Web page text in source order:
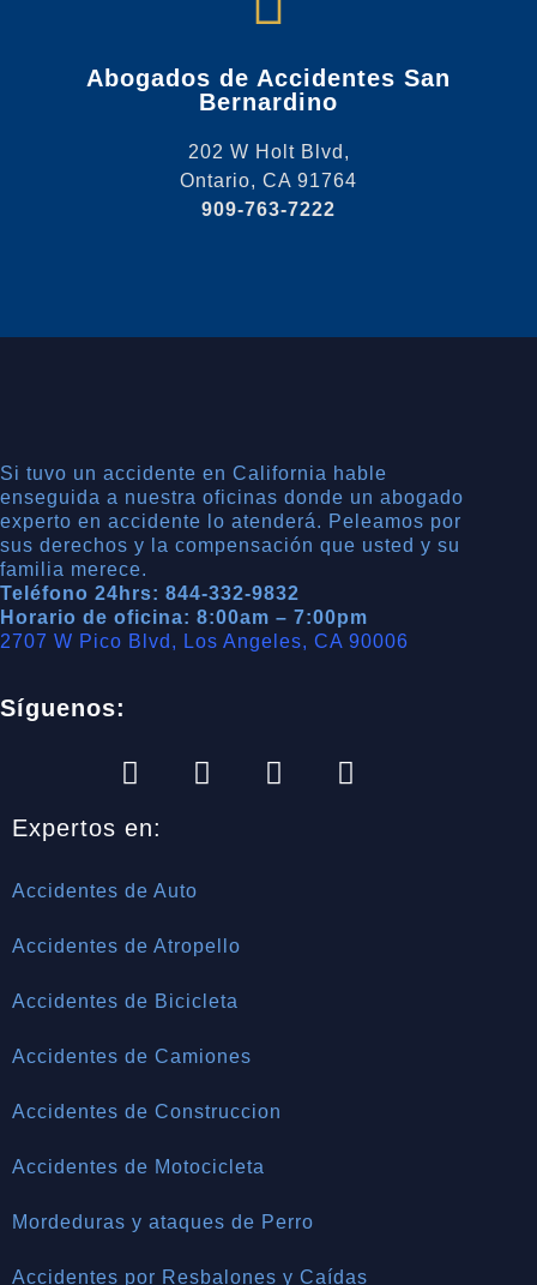
Abogados de Accidentes San
Bernardino
202 W Holt Blvd,
Ontario, CA 91764
909-763-7222
Si tuvo un accidente en California hable
enseguida a nuestra oficinas donde un abogado
experto en accidente lo atenderá. Peleamos por
sus derechos y la compensación que usted y su
familia merece.
Teléfono 24hrs: 844-332-9832
Horario de oficina: 8:00am – 7:00pm
2707 W Pico Blvd, Los Angeles, CA 90006
Síguenos:
Expertos en:
Accidentes de Auto
Accidentes de Atropello
Accidentes de Bicicleta
Accidentes de Camiones
Accidentes de Construccion
Accidentes de Motocicleta
Mordeduras y ataques de Perro
Accidentes por Resbalones y Caídas